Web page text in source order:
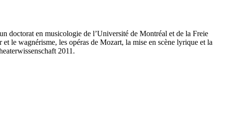
doctorat en musicologie de l’Université de Montréal et de la Freie
le wagnérisme, les opéras de Mozart, la mise en scène lyrique et la
2011.